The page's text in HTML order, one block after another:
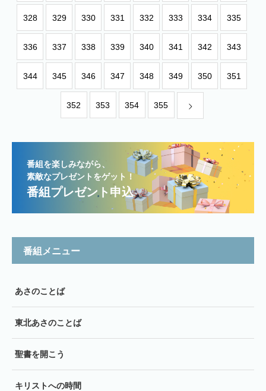
328 329 330 331 332 333 334 335
336 337 338 339 340 341 342 343
344 345 346 347 348 349 350 351
352 353 354 355
番組を楽しみながら、
素敵なプレゼントをゲット！
番組プレゼント申込
番組メニュー
あさのことば
東北あさのことば
聖書を開こう
キリストへの時間